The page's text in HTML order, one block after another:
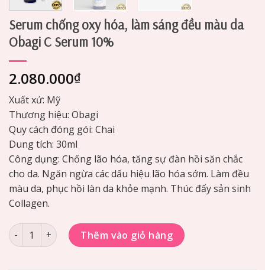
Serum chống oxy hóa, làm sáng đều màu da
Obagi C Serum 10%
2.080.000₫
Xuất xứ: Mỹ
Thương hiệu: Obagi
Quy cách đóng gói: Chai
Dung tích: 30ml
Công dụng: Chống lão hóa, tăng sự đàn hồi săn chắc
cho da. Ngăn ngừa các dấu hiệu lão hóa sớm. Làm đều
màu da, phục hồi làn da khỏe mạnh. Thúc đẩy sản sinh
Collagen.
Serum chống oxy hóa, làm sáng đều màu da Obagi C Serum
Thêm vào giỏ hàng